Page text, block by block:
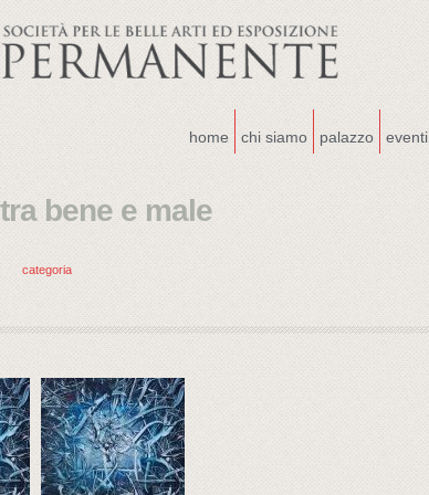
home chi siamo palazzo eventi
bene e male
categoria